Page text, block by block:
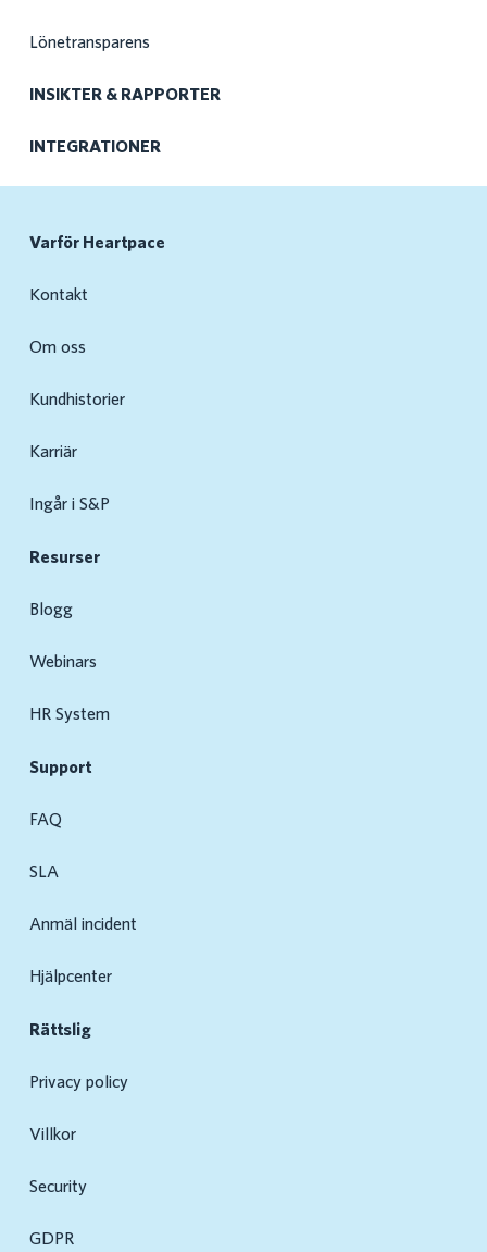
Lönetransparens
INSIKTER & RAPPORTER
INTEGRATIONER
Varför Heartpace
Kontakt
Om oss
Kundhistorier
Karriär
Ingår i S&P
Resurser
Blogg
Webinars
HR System
Support
FAQ
SLA
Anmäl incident
Hjälpcenter
Rättslig
Privacy policy
Villkor
Security
GDPR